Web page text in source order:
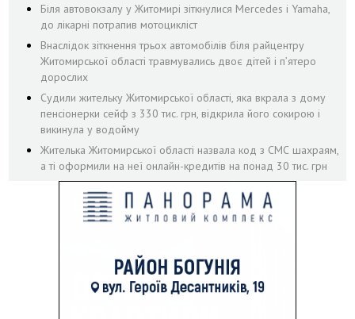
Біля автовокзалу у Житомирі зіткнулися Mercedes і Yamaha,
до лікарні потрапив мотоцикліст
Внаслідок зіткнення трьох автомобілів біля райцентру
Житомирської області травмувались двоє дітей і пʼятеро
дорослих
Судили жительку Житомирської області, яка вкрала з дому
пенсіонерки сейф з 330 тис. грн, відкрила його сокирою і
викинула у водойму
Жителька Житомирської області назвала код з СМС шахраям,
а ті оформили на неї онлайн-кредитів на понад 30 тис. грн